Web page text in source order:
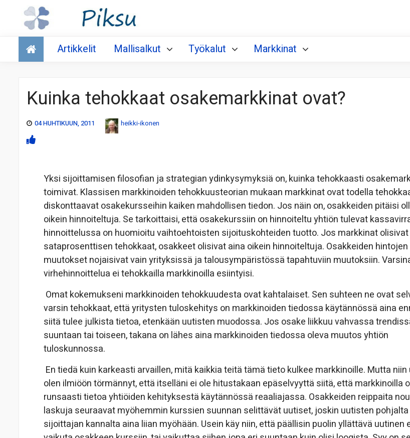
Talous
Artikkelit Mallisalkut Työkalut Markkinat
Kuinka tehokkaat osakemarkkinat ovat?
04 HUHTIKUUN, 2011 heikki-ikonen
Yksi sijoittamisen filosofian ja strategian ydinkysymyksiä on, kuinka tehokkaasti
toimivat. Klassisen markkinoiden tehokkuusteorian mukaan markkinat ovat todella
diskonttaavat osakekursseihin kaiken mahdollisen tiedon. Jos näin on, osakkeiden pitäisi
oikein hinnoiteltuja. Se tarkoittaisi, että osakekurssiin on hinnoiteltu yhtiön tulevat
hinnoittelussa on huomioitu vaihtoehtoisten sijoituskohteiden tuotto. Jos markkinat olisivat
sataprosenttisen tehokkaat, osakkeet olisivat aina oikein hinnoiteltuja. Osakkeiden hintojen
muutokset nojaisivat vain yrityksissä ja talousympäristössä tapahtuviin muutoksiin.
virhehinnoittelua ei tehokkailla markkinoilla esiintyisi.
Omat kokemukseni markkinoiden tehokkuudesta ovat kahtalaiset. Sen suhteen ne ovat
varsin tehokkaat, että yritysten tuloskehitys on markkinoiden tiedossa käytännössä aina
siitä tulee julkista tietoa, etenkään uutisten muodossa. Jos osake liikkuu vahvassa
suuntaan tai toiseen, takana on lähes aina markkinoiden tiedossa oleva muutos yhtiön
tuloskunnossa.
En tiedä kuin karkeasti arvaillen, mitä kaikkia teitä tämä tieto kulkee markkinoille. Mutta niin
olen ilmiöön törmännyt, että itselläni ei ole hitustakaan epäselvyyttä siitä, että markkinoilla
runsaasti tietoa yhtiöiden kehityksestä käytännössä reaaliajassa. Osakkeiden reippaita
laskuja seuraavat myöhemmin kurssien suunnan selittävät uutiset, joskin uutisten
sijoittajan kannalta aina liian myöhään. Usein käy niin, että päällisin puolin yllättävä uutinen